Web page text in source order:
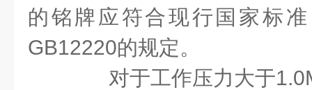
的铭牌应符合现行国家标
GB12220的规定。
对于工作压力大于